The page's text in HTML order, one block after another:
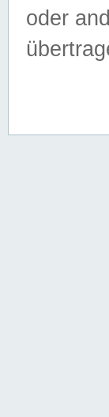
oder